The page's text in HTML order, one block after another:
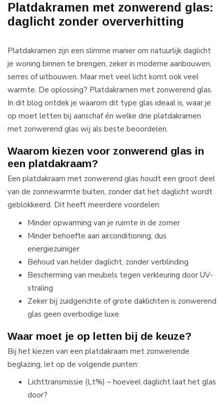
Platdakramen met zonwerend glas:
daglicht zonder oververhitting
Platdakramen zijn een slimme manier om natuurlijk daglicht
je woning binnen te brengen, zeker in moderne aanbouwen,
serres of uitbouwen. Maar met veel licht komt ook veel
warmte. De oplossing? Platdakramen met zonwerend glas.
In dit blog ontdek je waarom dit type glas ideaal is, waar je
op moet letten bij aanschaf én welke drie platdakramen
met zonwerend glas wij als beste beoordelen.
Waarom kiezen voor zonwerend glas in
een platdakraam?
Een platdakraam met zonwerend glas houdt een groot deel
van de zonnewarmte buiten, zonder dat het daglicht wordt
geblokkeerd. Dit heeft meerdere voordelen:
Minder opwarming van je ruimte in de zomer
Minder behoefte aan airconditioning, dus
energiezuiniger
Behoud van helder daglicht, zonder verblinding
Bescherming van meubels tegen verkleuring door UV-
straling
Zeker bij zuidgerichte of grote daklichten is zonwerend
glas geen overbodige luxe.
Waar moet je op letten bij de keuze?
Bij het kiezen van een platdakraam met zonwerende
beglazing, let op de volgende punten:
Lichttransmissie (Lt%) – hoeveel daglicht laat het glas
door?